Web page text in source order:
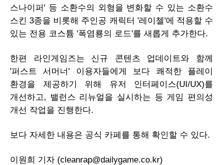
스나이퍼' 등 소환수의 외형을 변화할 수 있는 소환수
스킨 3종을 비롯해 주인공 캐릭터 '레이첼'에 적용할 수
있는 전용 코스튬 '폭염룡의 로드'를 새롭게 추가한다.
한편 라인게임즈는 신규 콘텐츠 업데이트와 함께
'퍼스트 서머너' 이용자들에게 보다 쾌적한 플레이
환경을 제공하기 위해 유저 인터페이스(UI/UX)를
개선하고, 밸런스 리뉴얼을 실시하는 등 게임 편의성
개선 작업을 진행한다.
보다 자세한 내용은 공식 카페를 통해 확인할 수 있다.
이원희 기자 (cleanrap@dailygame.co.kr)